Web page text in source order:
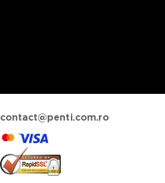
contact@penti.com.ro